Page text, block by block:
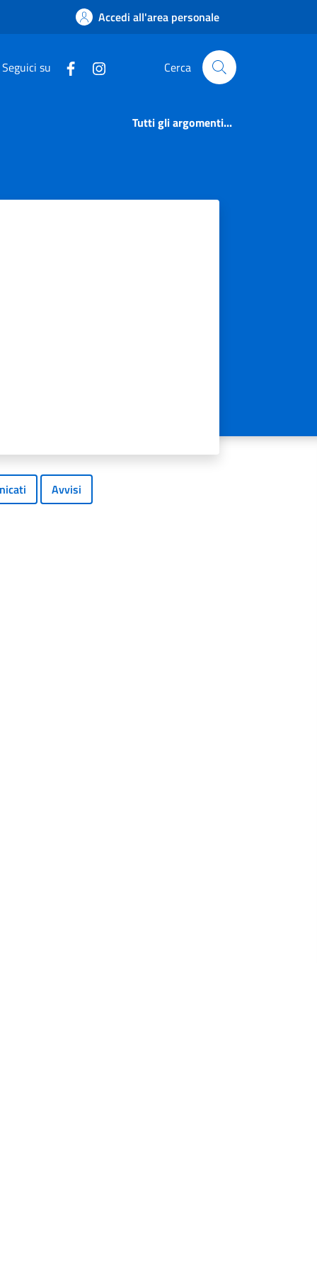
di Berzo Inferiore
Accedi all'area personale
Seguici su Cerca
Tutti gli argomenti...
Avvisi